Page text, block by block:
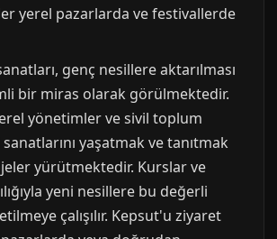
yerel pazarlarda ve festivallerde
genç nesillere aktarılması
bir miras olarak görülmektedir.
yönetimler ve sivil toplum
yaşatmak ve tanıtmak
yürütmektedir. Kurslar ve
yeni nesillere bu değerli
çalışılır. Kepsut'u ziyaret